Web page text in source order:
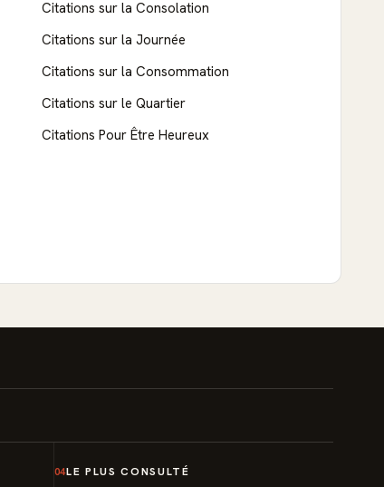
Citations sur la Consolation
Citations sur la Journée
Citations sur la Consommation
Citations sur le Quartier
Citations Pour Être Heureux
04LE PLUS CONSULTÉ